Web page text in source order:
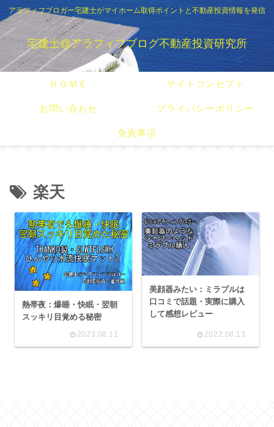
アラフィフブロガー宅建士がマイホーム取得ポイントと不動産投資情報を発信
宅建士@アラフィフブログ不動産投資研究所
ＨＯＭＥ サイトコンセプト
お問い合わせ プライバシーポリシー
免責事項
楽天
熱帯夜：爆睡・快眠・翌朝
スッキリ目覚める秘密
2023.08.11
美顔器みたい：ミラブルは
口コミで話題・実際に購入
して感想レビュー
2022.08.13